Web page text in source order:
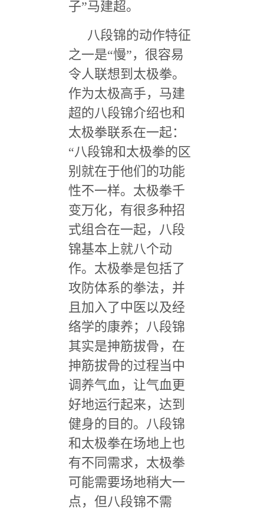
子”马建超。
八段锦的动作特征
之一是“慢”，很容易
令人联想到太极拳。
作为太极高手，马建
超的八段锦介绍也和
太极拳联系在一起：
“八段锦和太极拳的区
别就在于他们的功能
性不一样。太极拳千
变万化，有很多种招
式组合在一起，八段
锦基本上就八个动
作。太极拳是包括了
攻防体系的拳法，并
且加入了中医以及经
络学的康养；八段锦
其实是抻筋拔骨，在
抻筋拔骨的过程当中
调养气血，让气血更
好地运行起来，达到
健身的目的。八段锦
和太极拳在场地上也
有不同需求，太极拳
可能需要场地稍大一
点，但八段锦不需